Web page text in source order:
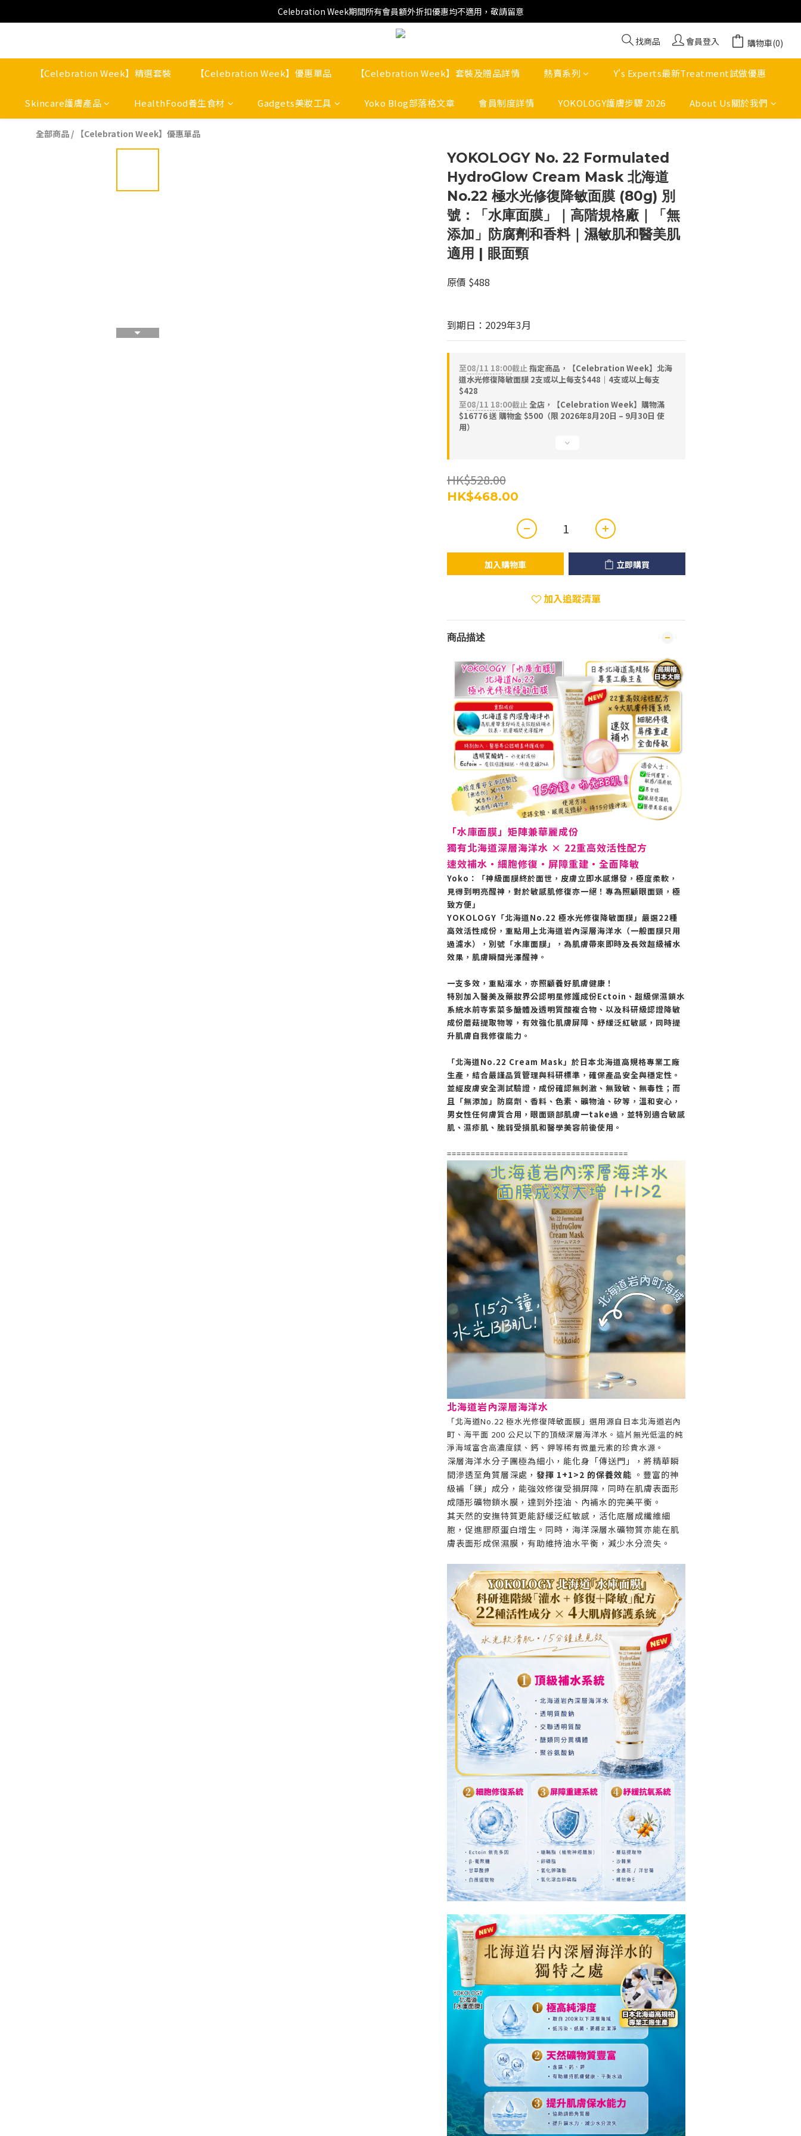
Celebration Week期間所有會員額外折扣優惠均不適用，敬請留意
找商品 會員登入 購物車(0)
【Celebration Week】精選套裝 【Celebration Week】優惠單品 【Celebration Week】套裝及贈品詳情 熱賣系列 Y's Experts最新Treatment試做優惠
Skincare護膚產品 HealthFood養生食材 Gadgets美妝工具 Yoko Blog部落格文章 會員制度詳情 YOKOLOGY護膚步驟 2026 About Us關於我們
全部商品 / 【Celebration Week】優惠單品
YOKOLOGY No. 22 Formulated
HydroGlow Cream Mask 北海道
No.22 極水光修復降敏面膜 (80g) 別
號：「水庫面膜」｜高階規格廠｜「無
添加」防腐劑和香料｜濕敏肌和醫美肌
適用 | 眼面頸
原價 $488
到期日：2029年3月
至08/11 18:00截止指定商品，【Celebration Week】北海
道水光修復降敏面膜 2支或以上每支$448｜4支或以上每支
$428
至08/11 18:00截止全店，【Celebration Week】購物滿
$16776 送 購物金 $500（限 2026年8月20日 – 9月30日 使
用）
HK$528.00
HK$468.00
加入購物車 立即購買
加入追蹤清單
商品描述
「水庫面膜」矩陣兼華麗成份
獨有北海道深層海洋水 × 22重高效活性配方
速效補水・細胞修復・屏障重建・全面降敏
Yoko：「神級面膜終於面世，皮膚立即水感爆發，極度柔軟，
見得到明亮醒神，對於敏感肌修復亦一絕！專為照顧眼面頸，極
致方便」
YOKOLOGY「北海道No.22 極水光修復降敏面膜」嚴選22種
高效活性成份，重點用上北海道岩內深層海洋水（一般面膜只用
過濾水），別號「水庫面膜」，為肌膚帶來即時及長效超級補水
效果，肌膚瞬間光澤醒神。
一支多效，重點灌水，亦照顧養好肌膚健康！
特別加入醫美及藥妝界公認明星修護成份Ectoin、超級保濕鎖水
系統水前寺紫菜多醣體及透明質酸複合物、以及科研級認證降敏
成份蘑菇提取物等，有效強化肌膚屏障、紓緩泛紅敏感，同時提
升肌膚自我修復能力。
「北海道No.22 Cream Mask」於日本北海道高規格專業工廠
生產，結合嚴謹品質管理與科研標準，確保產品安全與穩定性。
並經皮膚安全測試驗證，成份確認無刺激、無致敏、無毒性；而
且「無添加」防腐劑、香料、色素、礦物油、矽等，溫和安心，
男女性任何膚質合用，眼面頸部肌膚一take過，並特別適合敏感
肌、濕疹肌、脆弱受損肌和醫學美容前後使用。
======================================
北海道岩內深層海洋水
「北海道No.22 極水光修復降敏面膜」選用源自日本北海道岩內
町、海平面 200 公尺以下的頂級深層海洋水。這片無光低溫的純
淨海域富含高濃度鎂、鈣、鉀等稀有微量元素的珍貴水源。
深層海洋水分子團極為細小，能化身「傳送門」，將精華瞬
間滲透至角質層深處， 發揮 1+1>2 的保養效能 。豐富的神
級補「鎂」成分，能強效修復受損屏障，同時在肌膚表面形
成隱形礦物鎖水膜，達到外控油、內補水的完美平衡。
其天然的安撫特質更能舒緩泛紅敏感，活化底層成纖維細
胞，促進膠原蛋白增生。同時，海洋深層水礦物質亦能在肌
膚表面形成保濕膜，有助維持油水平衡，減少水分流失。